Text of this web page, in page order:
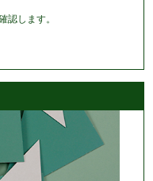
認します。